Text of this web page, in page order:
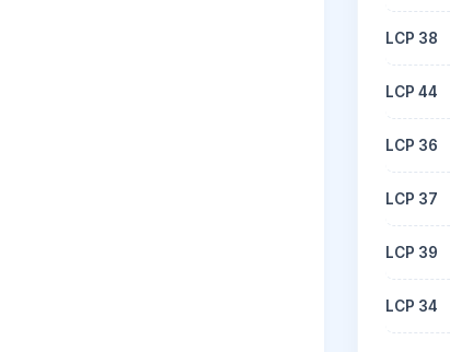
LCP 38
LCP 44
LCP 36
LCP 37
LCP 39
LCP 34